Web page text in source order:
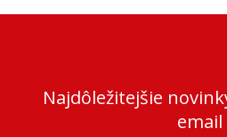
Najdôležitejšie
email